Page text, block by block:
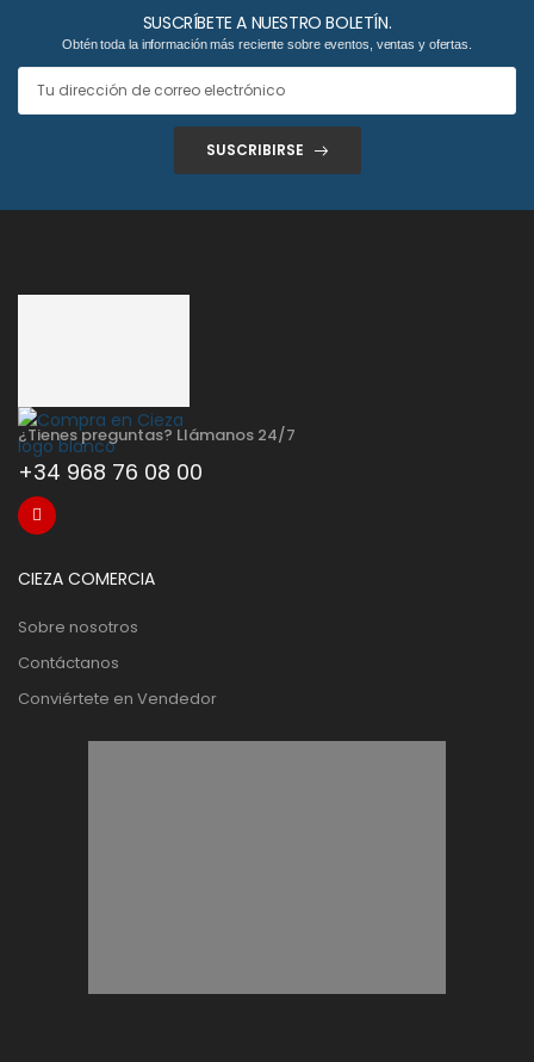
SUSCRÍBETE A NUESTRO BOLETÍN.
Obtén toda la información más reciente sobre eventos, ventas y ofertas.
SUSCRIBIRSE
¿Tienes preguntas? Llámanos 24/7
+34 968 76 08 00
CIEZA COMERCIA
Sobre nosotros
Contáctanos
Conviértete en Vendedor